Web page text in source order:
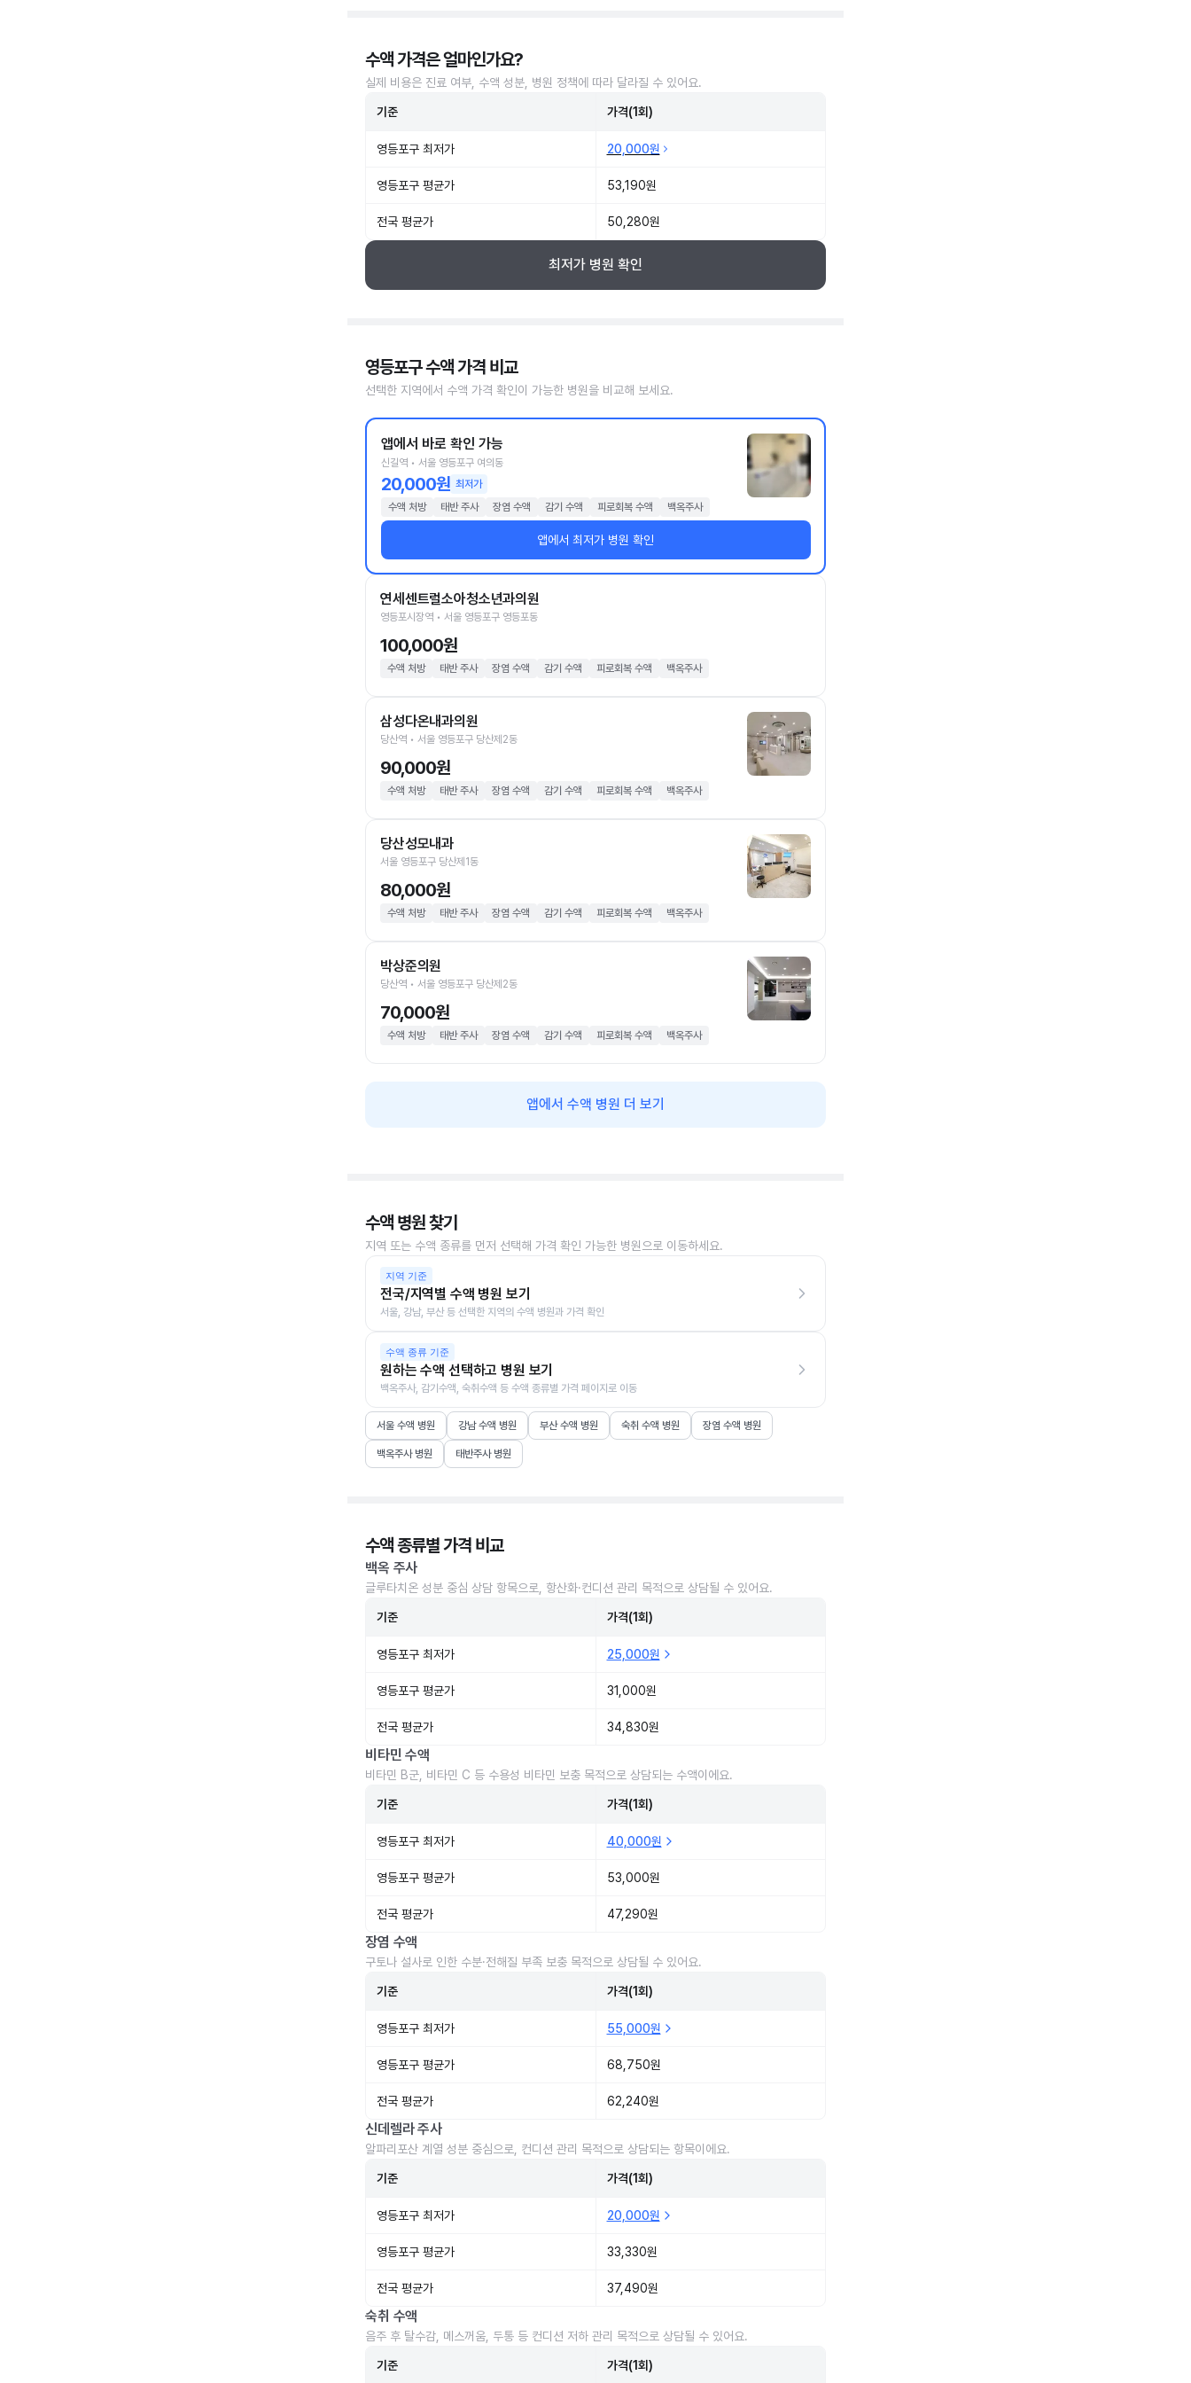
수액 가격은 얼마인가요?
실제 비용은 진료 여부, 수액 성분, 병원 정책에 따라 달라질 수 있어요.
기준 가격(1회)
영등포구 최저가 20,000원
영등포구 평균가 53,190원
전국 평균가 50,280원
최저가 병원 확인
영등포구 수액 가격 비교
선택한 지역에서 수액 가격 확인이 가능한 병원을 비교해 보세요.
앱에서 바로 확인 가능
신길역 • 서울 영등포구 여의동
20,000원 최저가
수액 처방
태반 주사 장염 수액 감기 수액 피로회복 수액 백옥주사
앱에서 최저가 병원 확인
연세센트럴소아청소년과의원
영등포시장역 • 서울 영등포구 영등포동
100,000원
수액 처방 태반 주사 장염 수액 감기 수액 피로회복 수액 백옥주사
삼성다온내과의원
당산역 • 서울 영등포구 당산제2동
90,000원
수액 처방 태반 주사 장염 수액 감기 수액 피로회복 수액 백옥주사
당산성모내과
서울 영등포구 당산제1동
80,000원
수액 처방 태반 주사 장염 수액 감기 수액 피로회복 수액 백옥주사
박상준의원
당산역 • 서울 영등포구 당산제2동
70,000원
수액 처방 태반 주사 장염 수액 감기 수액 피로회복 수액 백옥주사
앱에서 수액 병원 더 보기
수액 병원 찾기
지역 또는 수액 종류를 먼저 선택해 가격 확인 가능한 병원으로 이동하세요.
지역 기준
전국/지역별 수액 병원 보기
서울, 강남, 부산 등 선택한 지역의 수액 병원과 가격 확인
수액 종류 기준
원하는 수액 선택하고 병원 보기
백옥주사, 감기수액, 숙취수액 등 수액 종류별 가격 페이지로 이동
서울 수액 병원 강남 수액 병원 부산 수액 병원 숙취 수액 병원 장염 수액 병원
백옥주사 병원 태반주사 병원
수액 종류별 가격 비교
백옥 주사
글루타치온 성분 중심 상담 항목으로, 항산화·컨디션 관리 목적으로 상담될 수 있어요.
기준 가격(1회)
영등포구 최저가 25,000원
영등포구 평균가 31,000원
전국 평균가 34,830원
비타민 수액
비타민 B군, 비타민 C 등 수용성 비타민 보충 목적으로 상담되는 수액이에요.
기준 가격(1회)
영등포구 최저가 40,000원
영등포구 평균가 53,000원
전국 평균가 47,290원
장염 수액
구토나 설사로 인한 수분·전해질 부족 보충 목적으로 상담될 수 있어요.
기준 가격(1회)
영등포구 최저가 55,000원
영등포구 평균가 68,750원
전국 평균가 62,240원
신데렐라 주사
알파리포산 계열 성분 중심으로, 컨디션 관리 목적으로 상담되는 항목이에요.
기준 가격(1회)
영등포구 최저가 20,000원
영등포구 평균가 33,330원
전국 평균가 37,490원
숙취 수액
음주 후 탈수감, 메스꺼움, 두통 등 컨디션 저하 관리 목적으로 상담될 수 있어요.
기준 가격(1회)